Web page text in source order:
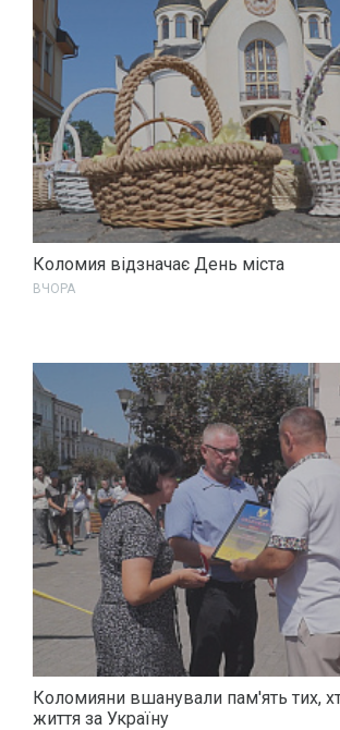
Коломия відзначає День міста
ВЧОРА
Коломияни вшанували пам'ять тих,
життя за Україну